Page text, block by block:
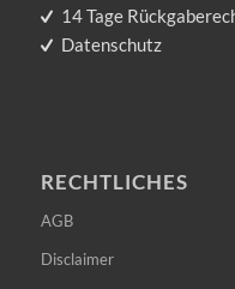
14 Tage
Datenschutz
RECHTLICHES
AGB
Disclaimer